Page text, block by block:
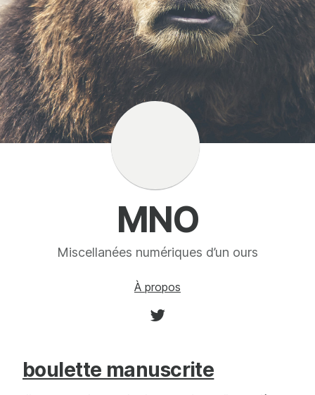
MNO
Miscellanées numériques d’un ours
À propos
boulette manuscrite